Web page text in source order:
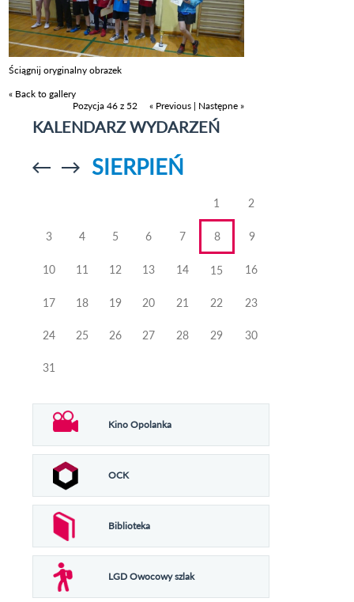
Ściągnij oryginalny obrazek
« Back to gallery
Pozycja 46 z 52
« Previous | Następne »
KALENDARZ WYDARZEŃ
Przejdź doPrzejdź do
SIERPIEŃ
1 2
3 4 5 6 7 8 9
10 11 12 13 14 15 16
17 18 19 20 21 22 23
24 25 26 27 28 29 30
31
Kino Opolanka
OCK
Biblioteka
LGD Owocowy szlak